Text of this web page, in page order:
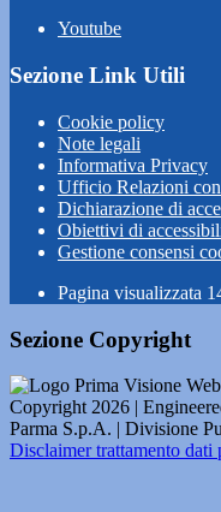
Youtube
Sezione Link Utili
Cookie policy
Note legali
Informativa Privacy
Ufficio Relazioni
Dichiarazione di
Obiettivi di
Gestione consensi
Pagina visualizzata
Sezione Copyright
Copyright 2026 |
Parma S.p.A. | Divisione
Disclaimer trattamento dati